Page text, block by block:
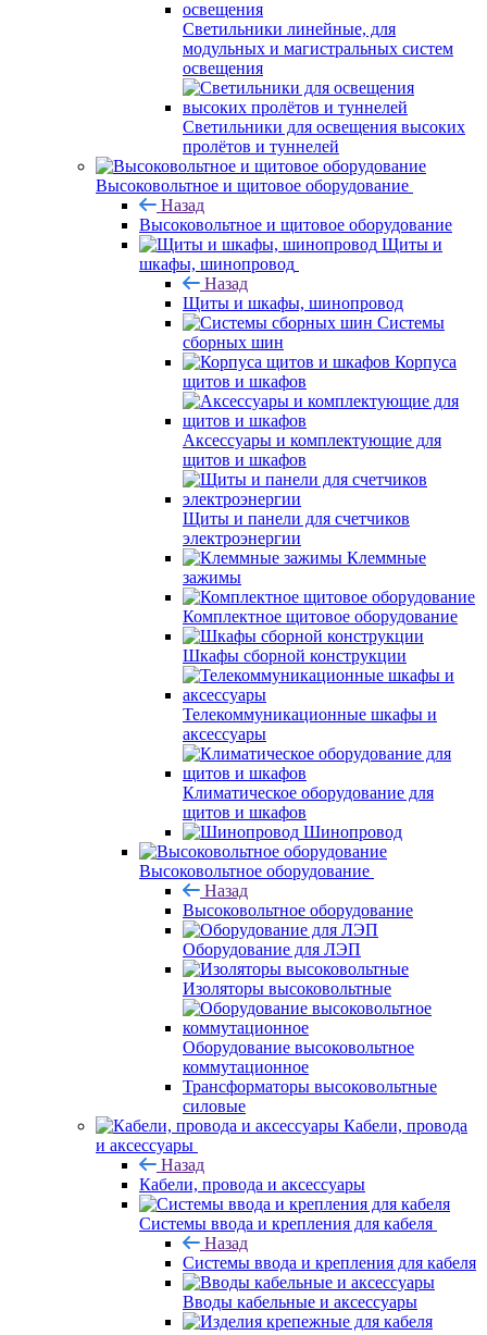
Светильники линейные, для
модульных и магистральных систем
освещения
Светильники для освещения высоких
пролётов и туннелей
Высоковольтное и щитовое оборудование
Назад
Высоковольтное и щитовое оборудование
Щиты и
шкафы, шинопровод
Назад
Щиты и шкафы, шинопровод
Системы
сборных шин
Корпуса
щитов и шкафов
Аксессуары и комплектующие для
щитов и шкафов
Щиты и панели для счетчиков
электроэнергии
Клеммные
зажимы
Комплектное щитовое оборудование
Шкафы сборной конструкции
Телекоммуникационные шкафы и
аксессуары
Климатическое оборудование для
щитов и шкафов
Шинопровод
Высоковольтное оборудование
Назад
Высоковольтное оборудование
Оборудование для ЛЭП
Изоляторы высоковольтные
Оборудование высоковольтное
коммутационное
Трансформаторы высоковольтные
силовые
Кабели, провода
и аксессуары
Назад
Кабели, провода и аксессуары
Системы ввода и крепления для кабеля
Назад
Системы ввода и крепления для кабеля
Вводы кабельные и аксессуары